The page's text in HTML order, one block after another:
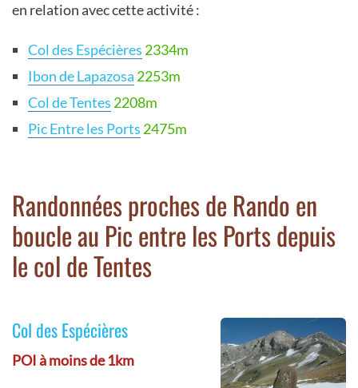
en relation avec cette activité :
Col des Espécières 2334m
Ibon de Lapazosa 2253m
Col de Tentes 2208m
Pic Entre les Ports 2475m
Randonnées proches de Rando en
boucle au Pic entre les Ports depuis
le col de Tentes
Col des Espécières
POI à moins de 1km